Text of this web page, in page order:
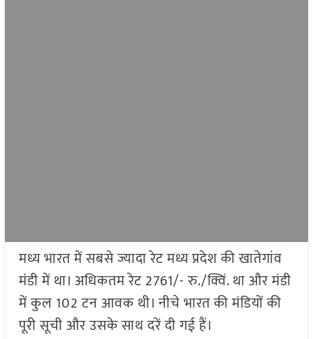
मध्य भारत में सबसे ज्यादा रेट मध्य प्रदेश की खातेगांव
मंडी में था। अधिकतम रेट 2761/- रु./क्विं. था और मंडी
में कुल 102 टन आवक थी। नीचे भारत की मंडियों की
पूरी सूची और उसके साथ दरें दी गई हैं।